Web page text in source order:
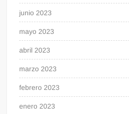
junio 2023
mayo 2023
abril 2023
marzo 2023
febrero 2023
enero 2023